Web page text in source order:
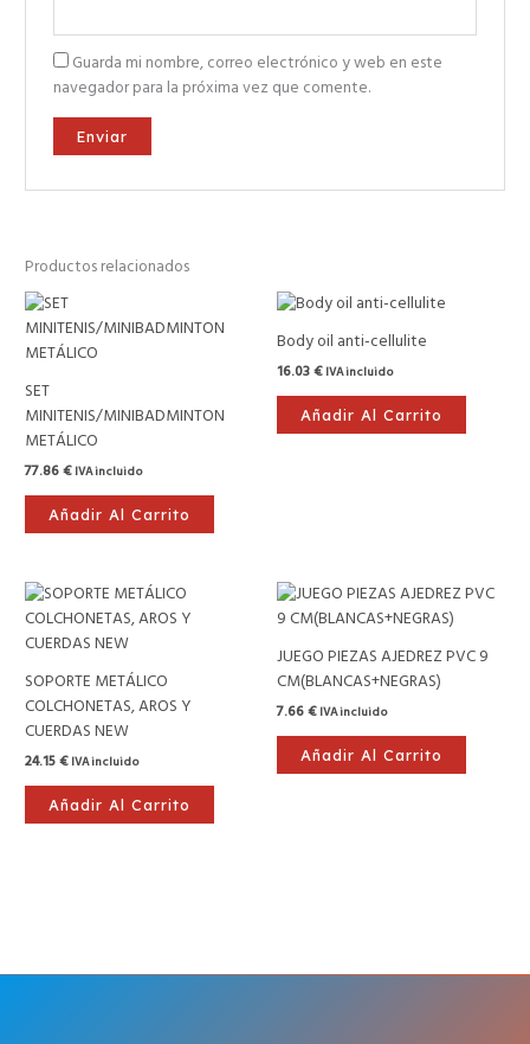
Guarda mi nombre, correo electrónico y web en este
navegador para la próxima vez que comente.
Productos relacionados
SET
MINITENIS/MINIBADMINTON
METÁLICO
77.86€ IVA incluido
Añadir Al Carrito
Body oil anti-cellulite
16.03€ IVA incluido
Añadir Al Carrito
SOPORTE METÁLICO
COLCHONETAS, AROS Y
CUERDAS NEW
24.15€ IVA incluido
Añadir Al Carrito
JUEGO PIEZAS AJEDREZ PVC 9
CM(BLANCAS+NEGRAS)
7.66€ IVA incluido
Añadir Al Carrito